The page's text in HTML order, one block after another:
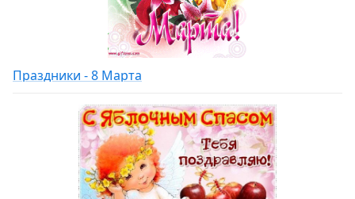
Праздники - 8 Марта